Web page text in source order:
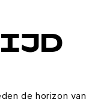
de horizon van